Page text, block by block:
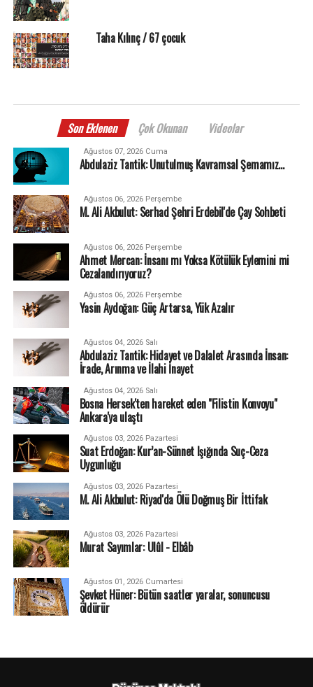
Taha Kılınç / 67 çocuk
Son Eklenen Çok Okunan Videolar
Ağustos 07, 2026 Cuma
Abdulaziz Tantik: Unutulmuş Kavramsal Şemamız…
Ağustos 06, 2026 Perşembe
M. Ali Akbulut: Serhad Şehri Erdebil'de Çay Sohbeti
Ağustos 06, 2026 Perşembe
Ahmet Mercan: İnsanı mı Yoksa Kötülük Eylemini mi
Cezalandırıyoruz?
Ağustos 06, 2026 Perşembe
Yasin Aydoğan: Güç Artarsa, Yük Azalır
Ağustos 04, 2026 Salı
Abdulaziz Tantik: Hidayet ve Dalalet Arasında İnsan:
İrade, Arınma ve İlahi İnayet
Ağustos 04, 2026 Salı
Bosna Hersek'ten hareket eden "Filistin Konvoyu"
Ankara'ya ulaştı
Ağustos 03, 2026 Pazartesi
Suat Erdoğan: Kur’an-Sünnet Işığında Suç-Ceza
Uygunluğu
Ağustos 03, 2026 Pazartesi
M. Ali Akbulut: Riyad'da Ölü Doğmuş Bir İttifak
Ağustos 03, 2026 Pazartesi
Murat Sayımlar: Ulûl - Elbâb
Ağustos 01, 2026 Cumartesi
Şevket Hüner: Bütün saatler yaralar, sonuncusu
öldürür